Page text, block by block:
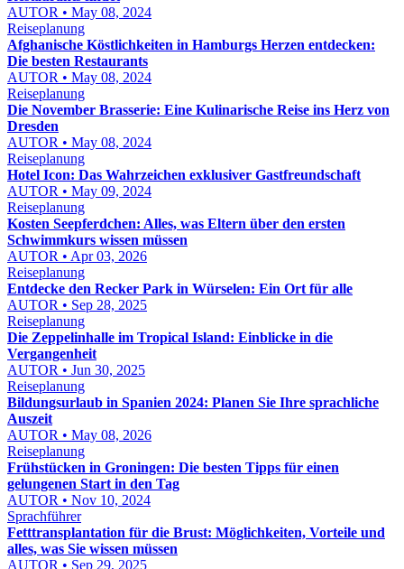
AUTOR • May 08, 2024
Reiseplanung
Afghanische Köstlichkeiten in Hamburgs Herzen entdecken:
Die besten Restaurants
AUTOR • May 08, 2024
Reiseplanung
Die November Brasserie: Eine Kulinarische Reise ins Herz von
Dresden
AUTOR • May 08, 2024
Reiseplanung
Hotel Icon: Das Wahrzeichen exklusiver Gastfreundschaft
AUTOR • May 09, 2024
Reiseplanung
Kosten Seepferdchen: Alles, was Eltern über den ersten
Schwimmkurs wissen müssen
AUTOR • Apr 03, 2026
Reiseplanung
Entdecke den Recker Park in Würselen: Ein Ort für alle
AUTOR • Sep 28, 2025
Reiseplanung
Die Zeppelinhalle im Tropical Island: Einblicke in die
Vergangenheit
AUTOR • Jun 30, 2025
Reiseplanung
Bildungsurlaub in Spanien 2024: Planen Sie Ihre sprachliche
Auszeit
AUTOR • May 08, 2026
Reiseplanung
Frühstücken in Groningen: Die besten Tipps für einen
gelungenen Start in den Tag
AUTOR • Nov 10, 2024
Sprachführer
Fetttransplantation für die Brust: Möglichkeiten, Vorteile und
alles, was Sie wissen müssen
AUTOR • Sep 29, 2025